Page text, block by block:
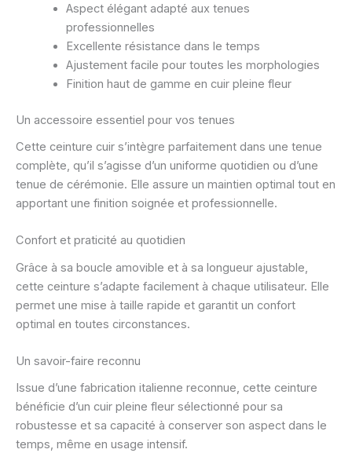
Aspect élégant adapté aux tenues
professionnelles
Excellente résistance dans le temps
Ajustement facile pour toutes les morphologies
Finition haut de gamme en cuir pleine fleur
Un accessoire essentiel pour vos tenues
Cette ceinture cuir s’intègre parfaitement dans une tenue
complète, qu’il s’agisse d’un uniforme quotidien ou d’une
tenue de cérémonie. Elle assure un maintien optimal tout en
apportant une finition soignée et professionnelle.
Confort et praticité au quotidien
Grâce à sa boucle amovible et à sa longueur ajustable,
cette ceinture s’adapte facilement à chaque utilisateur. Elle
permet une mise à taille rapide et garantit un confort
optimal en toutes circonstances.
Un savoir-faire reconnu
Issue d’une fabrication italienne reconnue, cette ceinture
bénéficie d’un cuir pleine fleur sélectionné pour sa
robustesse et sa capacité à conserver son aspect dans le
temps, même en usage intensif.